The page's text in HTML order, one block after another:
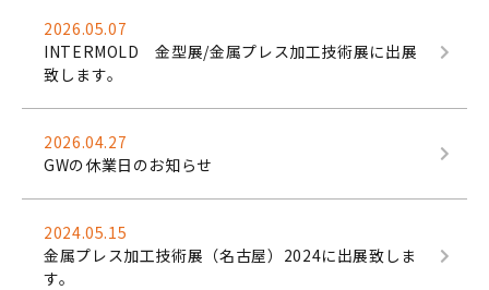
2026.05.07
INTERMOLD 金型展/金属プレス加工技術展に出展
致します。
2026.04.27
GWの休業日のお知らせ
2024.05.15
金属プレス加工技術展（名古屋）2024に出展致しま
す。